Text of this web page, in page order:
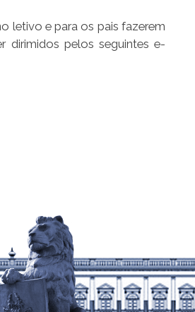
letivo e para os pais fazerem
dirimidos pelos seguintes e-